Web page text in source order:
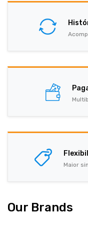
Maior
Our Brands